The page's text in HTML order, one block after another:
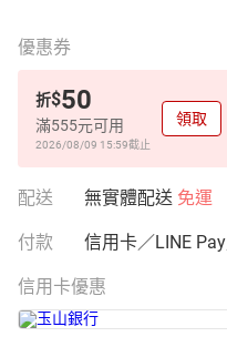
優惠券
折$50
滿555元可用
2026/08/09 15:59截止
領取
配送 無實體配送 免運
付款 信用卡／LINE
信用卡優惠